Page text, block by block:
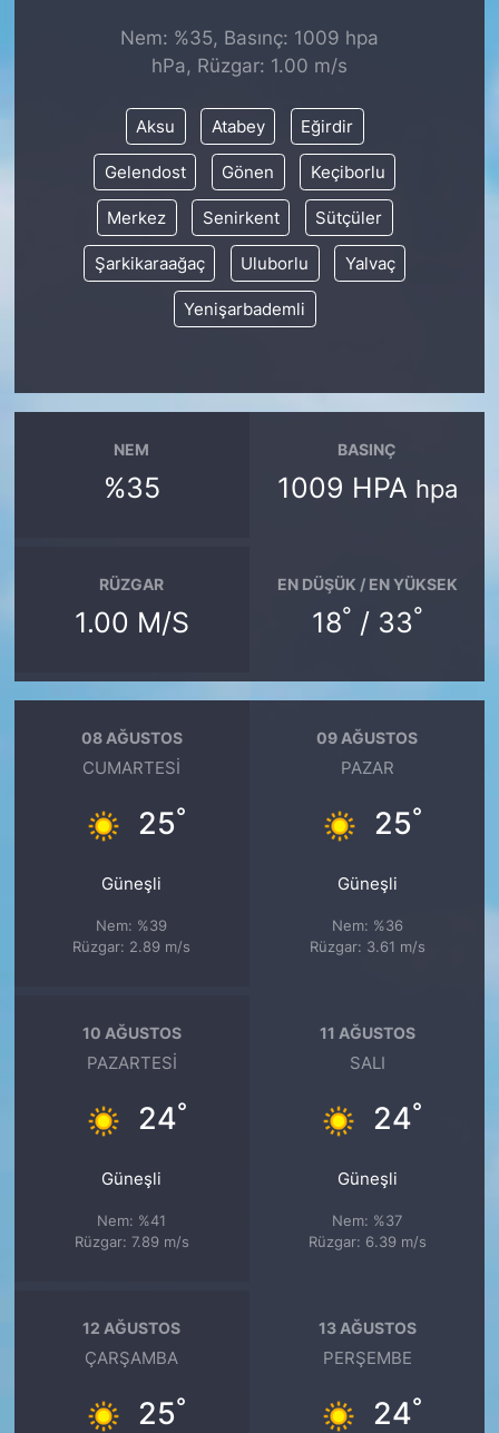
Nem: %35, Basınç: 1009 hpa
hPa, Rüzgar: 1.00 m/s
Aksu Atabey Eğirdir
Gelendost Gönen Keçiborlu
Merkez Senirkent Sütçüler
Şarkikaraağaç Uluborlu Yalvaç
Yenişarbademli
NEM
%35
BASINÇ
1009 HPA hpa
RÜZGAR
1.00 M/S
EN DÜŞÜK / EN YÜKSEK
18° / 33°
08 AĞUSTOS
CUMARTESI
25°
Güneşli
Nem: %39
Rüzgar: 2.89 m/s
09 AĞUSTOS
PAZAR
25°
Güneşli
Nem: %36
Rüzgar: 3.61 m/s
10 AĞUSTOS
PAZARTESI
24°
Güneşli
Nem: %41
Rüzgar: 7.89 m/s
11 AĞUSTOS
SALI
24°
Güneşli
Nem: %37
Rüzgar: 6.39 m/s
12 AĞUSTOS
ÇARŞAMBA
25°
13 AĞUSTOS
PERŞEMBE
24°
KONGRE HABERLERİ
KONGRE TAKVİMİ
RÖPORTAJLAR
BİYOGRAFİLER